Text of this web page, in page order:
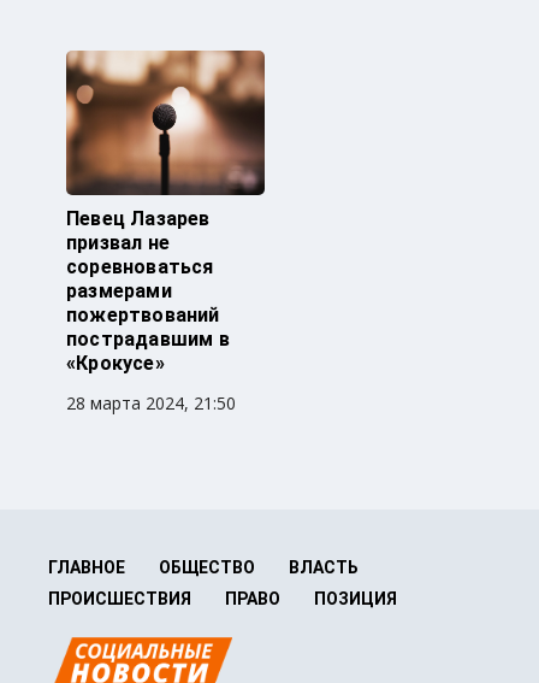
Певец Лазарев
призвал не
соревноваться
размерами
пожертвований
пострадавшим в
«Крокусе»
28 марта 2024, 21:50
ГЛАВНОЕ ОБЩЕСТВО
ВЛАСТЬ
ПРОИСШЕСТВИЯ
ПРАВО ПОЗИЦИЯ